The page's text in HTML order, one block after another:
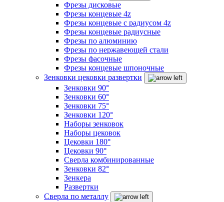
Фрезы дисковые
Фрезы концевые 4z
Фрезы концевые с радиусом 4z
Фрезы концевые радиусные
Фрезы по алюминию
Фрезы по нержавеющей стали
Фрезы фасочные
Фрезы концевые шпоночные
Зенковки цековки развертки
Зенковки 90°
Зенковки 60°
Зенковки 75°
Зенковки 120°
Наборы зенковок
Наборы цековок
Цековки 180°
Цековки 90°
Сверла комбинированные
Зенковки 82°
Зенкера
Развертки
Сверла по металлу